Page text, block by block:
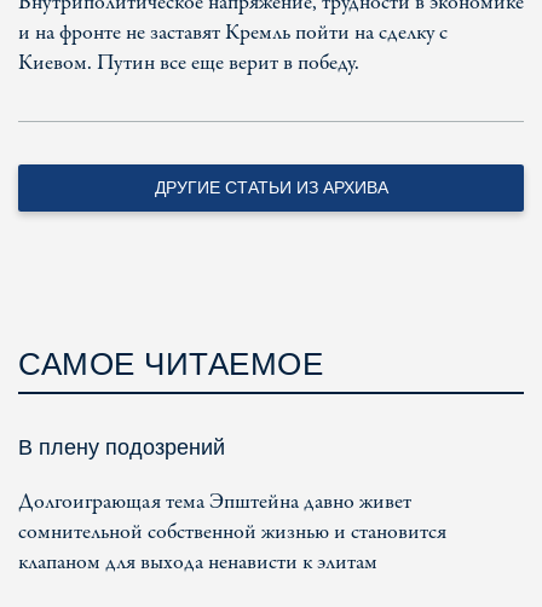
и на фронте не заставят Кремль пойти на сделку с
Киевом. Путин все еще верит в победу.
ДРУГИЕ СТАТЬИ ИЗ АРХИВА
САМОЕ ЧИТАЕМОЕ
В плену подозрений
Долгоиграющая тема Эпштейна давно живет
сомнительной собственной жизнью и становится
клапаном для выхода ненависти к элитам